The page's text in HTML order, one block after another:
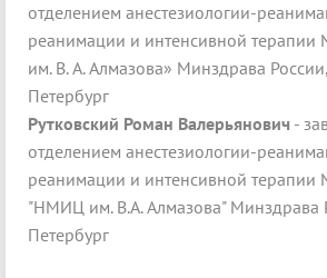
отделением анестезиологии-
реанимации и интенсивной
им. В. А. Алмазова» Минздрава
Петербург
Рутковский Роман Валерьянович -
отделением анестезиологии-
реанимации и интенсивной
"НМИЦ им. В.А. Алмазова" Минздрава
Петербург